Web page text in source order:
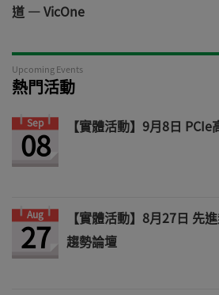
道 — VicOne
Upcoming Events
熱門活動
Sep
08 【實體活動】9月8日
Aug
27
【實體活動】8月27日 先
趨勢論壇